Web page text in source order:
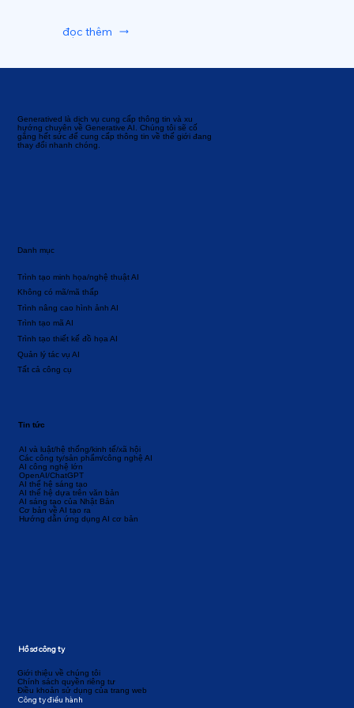
Generatived là dịch vụ cung cấp thông tin và xu
hướng chuyên về Generative AI. Chúng tôi sẽ cố
gắng hết sức để cung cấp thông tin về thế giới đang
thay đổi nhanh chóng.
Danh mục
Tất cả công cụ
Quản lý tác vụ AI
Trình tạo thiết kế đồ họa AI
Không có mã/mã thấp
Trình tạo mã AI
Trình nâng cao hình ảnh AI
Trình tạo minh họa/nghệ thuật AI
AI và luật/hệ thống/kinh tế/xã hội
Các công ty/sản phẩm/công nghệ AI
AI công nghệ lớn
OpenAI/ChatGPT
AI thế hệ sáng tạo
AI thế hệ dựa trên văn bản
AI sáng tạo của Nhật Bản
Cơ bản về AI tạo ra
Hướng dẫn ứng dụng AI cơ bản
Tin tức
Giới thiệu về chúng tôi
Chính sách quyền riêng tư
Điều khoản sử dụng của trang web
Công ty điều hành
Hồ sơ công ty
đọc thêm